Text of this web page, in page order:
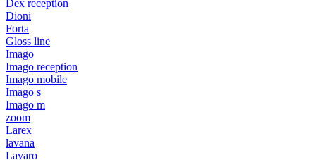
Dex reception
Dioni
Forta
Gloss line
Imago
Imago reception
Imago mobile
Imago s
Imago m
zoom
Larex
lavana
Lavaro